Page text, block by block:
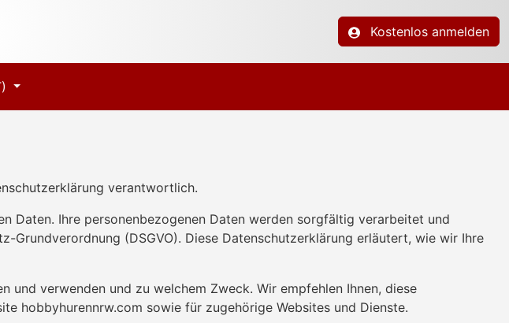
Kostenlos anmelden
verantwortlich.
Daten. Ihre personenbezogenen Daten werden sorgfältig verarbeitet und
(DSGVO). Diese Datenschutzerklärung erläutert, wie wir Ihre
und verwenden und zu welchem ​​Zweck. Wir empfehlen Ihnen, diese
hobbyhurennrw.com sowie für zugehörige Websites und Dienste.